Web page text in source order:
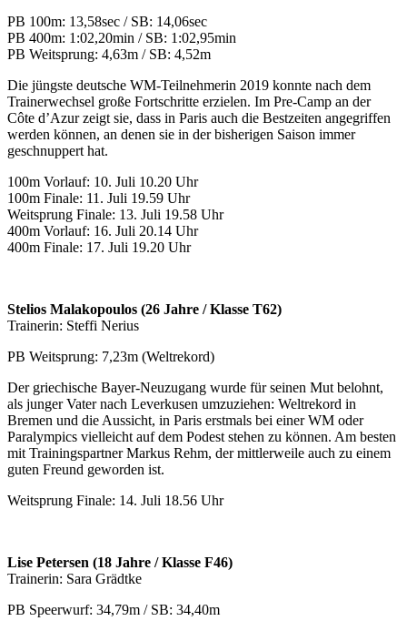
PB 100m: 13,58sec / SB: 14,06sec
PB 400m: 1:02,20min / SB: 1:02,95min
PB Weitsprung: 4,63m / SB: 4,52m
Die jüngste deutsche WM-Teilnehmerin 2019 konnte nach dem
Trainerwechsel große Fortschritte erzielen. Im Pre-Camp an der
Côte d’Azur zeigt sie, dass in Paris auch die Bestzeiten angegriffen
werden können, an denen sie in der bisherigen Saison immer
geschnuppert hat.
100m Vorlauf: 10. Juli 10.20 Uhr
100m Finale: 11. Juli 19.59 Uhr
Weitsprung Finale: 13. Juli 19.58 Uhr
400m Vorlauf: 16. Juli 20.14 Uhr
400m Finale: 17. Juli 19.20 Uhr
Stelios Malakopoulos (26 Jahre / Klasse T62)
Trainerin: Steffi Nerius
PB Weitsprung: 7,23m (Weltrekord)
Der griechische Bayer-Neuzugang wurde für seinen Mut belohnt,
als junger Vater nach Leverkusen umzuziehen: Weltrekord in
Bremen und die Aussicht, in Paris erstmals bei einer WM oder
Paralympics vielleicht auf dem Podest stehen zu können. Am besten
mit Trainingspartner Markus Rehm, der mittlerweile auch zu einem
guten Freund geworden ist.
Weitsprung Finale: 14. Juli 18.56 Uhr
Lise Petersen (18 Jahre / Klasse F46)
Trainerin: Sara Grädtke
PB Speerwurf: 34,79m / SB: 34,40m